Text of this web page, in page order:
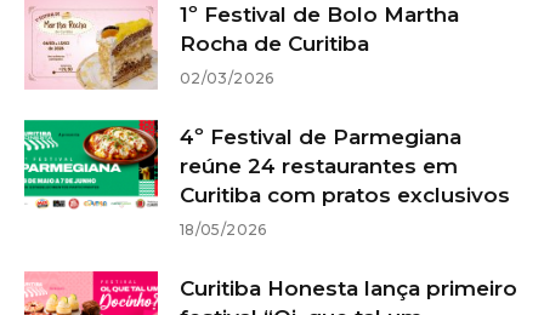
1º Festival de Bolo Martha
Rocha de Curitiba
02/03/2026
4º Festival de Parmegiana
reúne 24 restaurantes em
Curitiba com pratos exclusivos
18/05/2026
Curitiba Honesta lança primeiro